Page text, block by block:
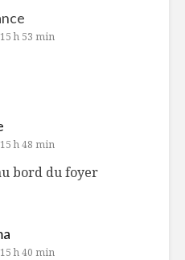
h 53 min
h 48 min
bord du foyer
h 40 min